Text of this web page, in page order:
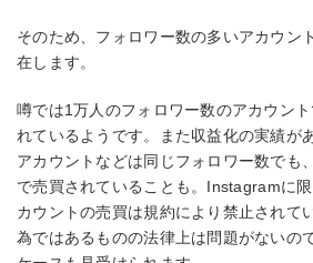
そのため、フォロワー数の多いアカウン
在します。
噂では1万人のフォロワー数のアカウン
れているようです。また収益化の実績が
アカウントなどは同じフォロワー数でも
で売買されていることも。Instagramに
カウントの売買は規約により禁止されて
為ではあるものの法律上は問題がないの